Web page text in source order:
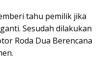
tahu pemilik jika
Sesudah dilakukan
Roda Dua Berencana